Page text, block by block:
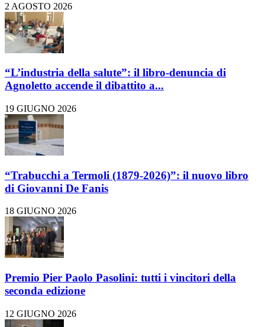
2 AGOSTO 2026
“L’industria della salute”: il libro-denuncia di
Agnoletto accende il dibattito a...
19 GIUGNO 2026
“Trabucchi a Termoli (1879-2026)”: il nuovo libro
di Giovanni De Fanis
18 GIUGNO 2026
Premio Pier Paolo Pasolini: tutti i vincitori della
seconda edizione
12 GIUGNO 2026